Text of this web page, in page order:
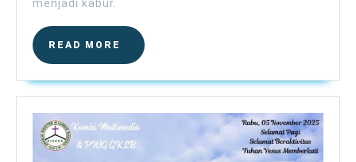
menjadi kabur.
READ MORE
READ
MORE